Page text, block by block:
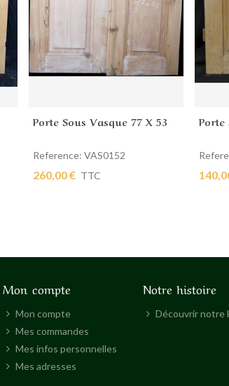
Ajouter au panier
Porte Sous Vasque 77 X 53
Reference: VAS0152
260,00 € TTC
Porte
Mon compte
Mon compte
Mes commandes
Mes infos personnelles
Mes adresses
Notre histoire
Découvrir notre